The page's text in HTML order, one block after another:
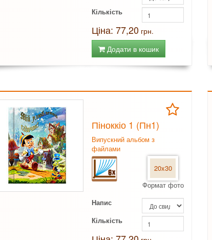
Кількість
Ціна: 77,20грн.
Додати в кошик
Піноккіо 1 (Пн1)
Випускний альбом з
файлами
20x30
Формат фото
Напис
Кількість